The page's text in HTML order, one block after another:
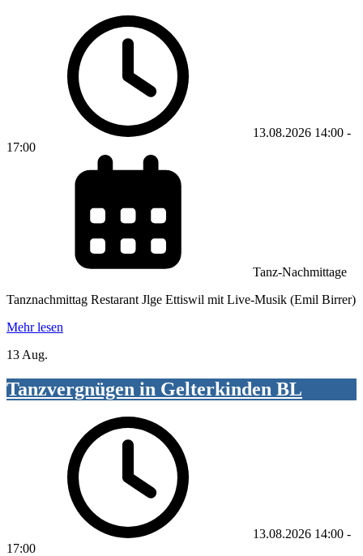
13.08.2026 14:00 -
17:00
Tanz-Nachmittage
Tanznachmittag Restarant Jlge Ettiswil mit Live-Musik (Emil Birrer)
Mehr lesen
13 Aug.
Tanzvergnügen in Gelterkinden BL
13.08.2026 14:00 -
17:00